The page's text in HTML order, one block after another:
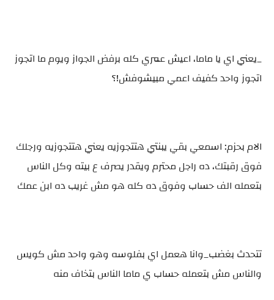
_يعني اي يا ماما، اعيش عمري كله برفض الجواز ويوم ما اتجوز
اتجوز واحد كفيف اعمي مبيشوفش!؟
الام بحزم: اسمعي بقي يبنتي هتتجوزيه يعني هتتجوزيه ورجلك
فوق رقبتك، ده راجل محترم ويقدر يصرف ع بيته وكل الناس
بتعمله الف حساب وفوق ده كله هو مش غريب ده ابن عمك
تتحدث بغضب_وانا هعمل اي بفلوسه وهو واحد مش كويس
والناس مش بتعمله حساب ي ماما الناس بتخاف منه